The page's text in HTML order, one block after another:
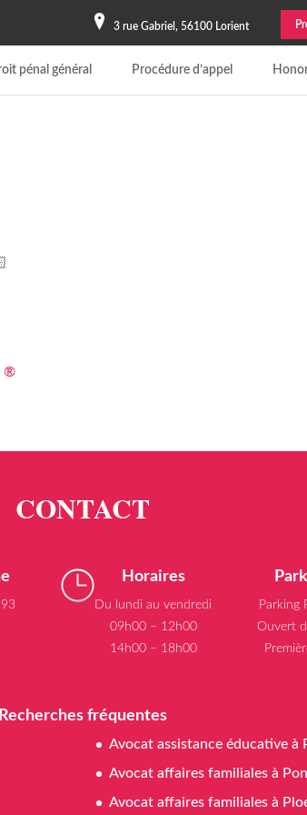
3 rue Gabriel, 56100 Lorient
pénal général Procédure d’appel
Horaires
Du lundi au vendredi
09h00 – 12h00
14h00 – 18h00
Parking
Ouvert
Recherches fréquentes
Avocat assistance éducative à
Avocat affaires familiales à
Avocat affaires familiales à